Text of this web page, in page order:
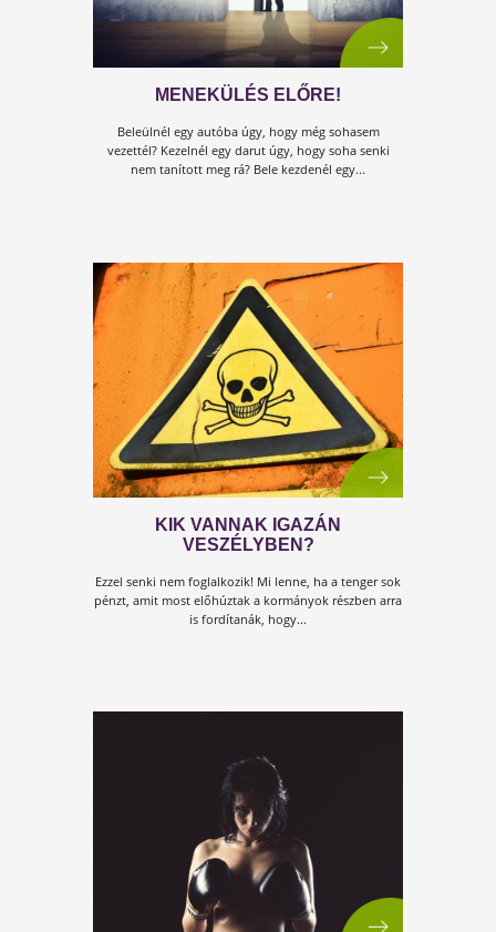
Gondold te tovább…
Ki mit mond? Következtetés! Megoldás…
MENEKÜLÉS ELŐRE!
Beleülnél egy autóba úgy, hogy még sohasem
vezettél? Kezelnél egy darut úgy, hogy soha senki
nem tanított meg rá? Bele kezdenél egy...